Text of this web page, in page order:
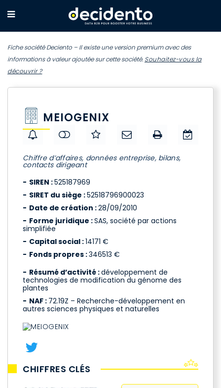
Fiche société Deciento – Il existe une version premium avec des
informations à valeur ajoutée sur cette société. Souhaitez-vous la
découvrir ?
MEIOGENIX
Chiffre d’affaires, données entreprise, bilans,
contacts dirigeant
SIREN :525187969
SIRET du siège :52518796900023
Date de création :28/09/2010
Forme juridique :SAS, société par actions
simplifiée
Capital social :14171 €
Fonds propres :346513 €
Résumé d’activité :développement de
technologies de modification du génome des
plantes
NAF : 72.19Z – Recherche-développement en
autres sciences physiques et naturelles
CHIFFRES CLÉS